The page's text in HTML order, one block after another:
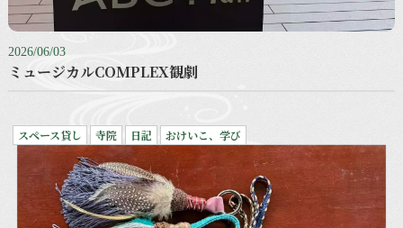
2026/06/03
ミュージカルCOMPLEX観劇
スペース貸し 寺院 日記 おけいこ、学び